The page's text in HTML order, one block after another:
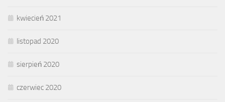
kwiecień 2021
listopad 2020
sierpień 2020
czerwiec 2020